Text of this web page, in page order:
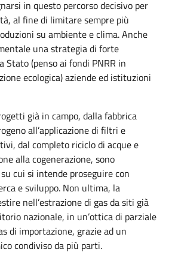
in questo percorso decisivo per
al fine di limitare sempre più
su ambiente e clima. Anche
una strategia di forte
Stato (penso ai fondi PNRR in
ecologica) aziende ed istituzioni
già in campo, dalla fabbrica
all’applicazione di filtri e
dal completo riciclo di acque e
alla cogenerazione, sono
cui si intende proseguire con
e sviluppo. Non ultima, la
nell’estrazione di gas da siti già
nazionale, in un’ottica di parziale
di importazione, grazie ad un
condiviso da più parti.